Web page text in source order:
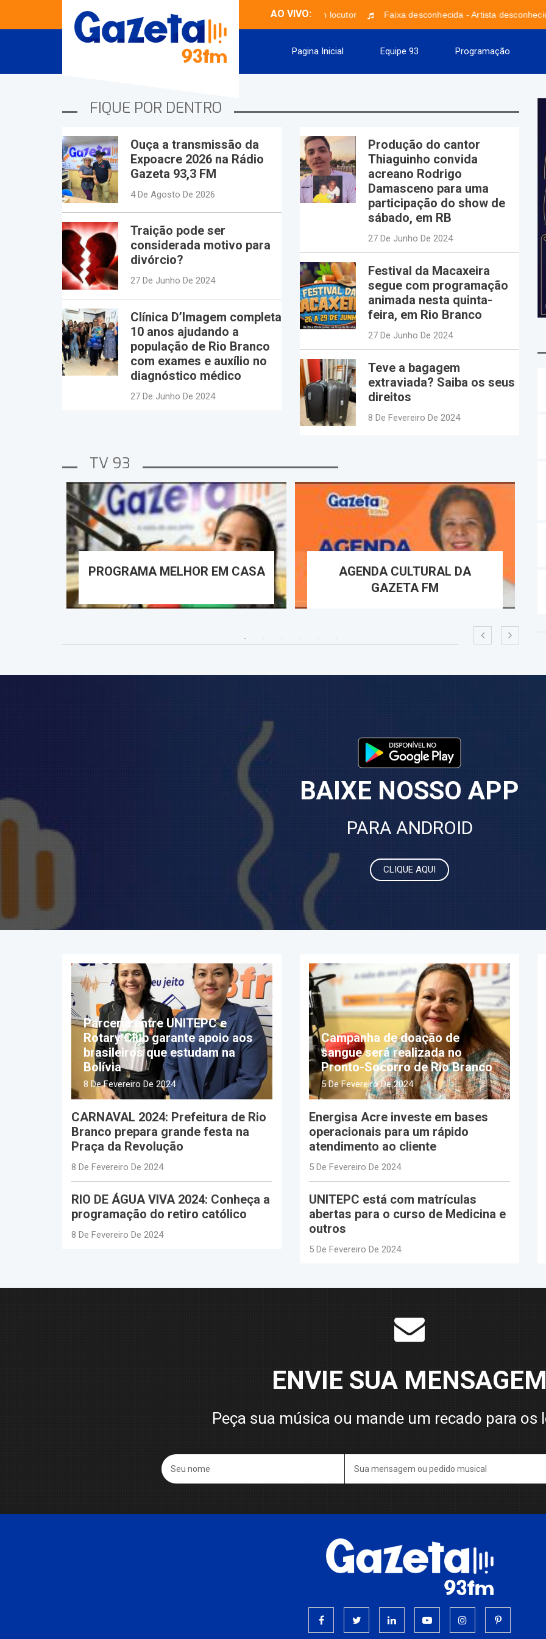
AO VIVO:
Musical 93 Sem locutor Faixa desconhecida - Artista
Pagina Inicial Equipe 93 Programação
FIQUE POR DENTRO
Ouça a transmissão da
Expoacre 2026 na Rádio
Gazeta 93,3 FM
4 De Agosto De 2026
Traição pode ser
considerada motivo para
divórcio?
27 De Junho De 2024
Clínica D’Imagem completa
10 anos ajudando a
população de Rio Branco
com exames e auxílio no
diagnóstico médico
27 De Junho De 2024
Produção do cantor
Thiaguinho convida
acreano Rodrigo
Damasceno para uma
participação do show de
sábado, em RB
27 De Junho De 2024
Festival da Macaxeira
segue com programação
animada nesta quinta-
feira, em Rio Branco
27 De Junho De 2024
Teve a bagagem
extraviada? Saiba os seus
direitos
8 De Fevereiro De 2024
TV 93
PROGRAMA MELHOR EM CASA
AGENDA CULTURAL DA
GAZETA FM
BAIXE NOSSO APP
PARA ANDROID
CLIQUE AQUI
Parceria entre UNITEPC e
Rotary Club garante apoio aos
brasileiros que estudam na
Bolívia
8 De Fevereiro De 2024
CARNAVAL 2024: Prefeitura de Rio
Branco prepara grande festa na
Praça da Revolução
8 De Fevereiro De 2024
RIO DE ÁGUA VIVA 2024: Conheça a
programação do retiro católico
8 De Fevereiro De 2024
Campanha de doação de
sangue será realizada no
Pronto-Socorro de Rio Branco
5 De Fevereiro De 2024
Energisa Acre investe em bases
operacionais para um rápido
atendimento ao cliente
5 De Fevereiro De 2024
UNITEPC está com matrículas
abertas para o curso de Medicina e
outros
5 De Fevereiro De 2024
ENVIE SUA MENSAGEM
Peça sua música ou mande um recado para os